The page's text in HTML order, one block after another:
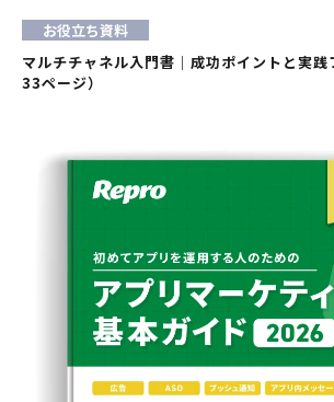
お役立ち資料
マルチチャネル入門書｜成功ポイントと実
33ページ）